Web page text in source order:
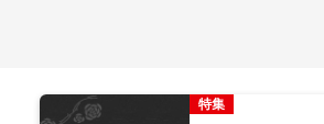
特集